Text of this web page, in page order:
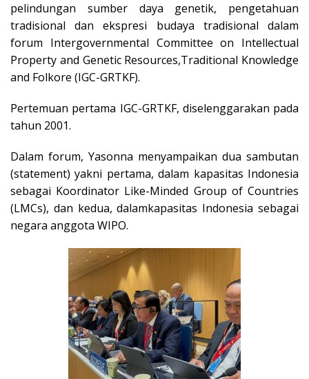
pelindungan sumber daya genetik, pengetahuan
tradisional dan ekspresi budaya tradisional dalam
forum Intergovernmental Committee on Intellectual
Property and Genetic Resources,Traditional Knowledge
and Folkore (IGC-GRTKF).
Pertemuan pertama IGC-GRTKF, diselenggarakan pada
tahun 2001.
Dalam forum, Yasonna menyampaikan dua sambutan
(statement) yakni pertama, dalam kapasitas Indonesia
sebagai Koordinator Like-Minded Group of Countries
(LMCs), dan kedua, dalamkapasitas Indonesia sebagai
negara anggota WIPO.